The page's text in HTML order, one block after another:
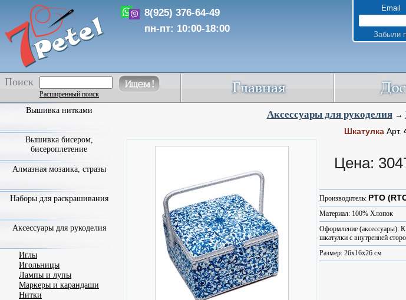
8(925) 376-64-49
пн-пт: 10:00-18:00
Email
Забыли
Поиск
Расширенный поиск
Аксессуары для рукоделия→
ШкатулкаАрт.
Цена:
Производитель: РТО
Материал: 100% Хлопок
Оформление (аксессуары): К
шкатулки с внутренней
Размер: 26x16x26 см
Вышивка нитками
Вышивка бисером,
бисероплетение
Алмазная мозаика, стразы
Наборы для раскрашивания
Аксессуары для рукоделия
Иглы
Игольницы
Лампы и лупы
Маркеры и карандаши
Нитки